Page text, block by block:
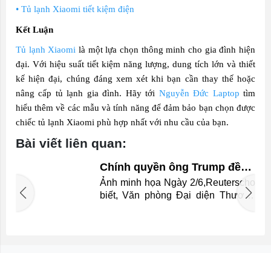
• Tủ lạnh Xiaomi tiết kiệm điện
Kết Luận
Tủ lạnh Xiaomi là một lựa chọn thông minh cho gia đình hiện
đại. Với hiệu suất tiết kiệm năng lượng, dung tích lớn và thiết
kế hiện đại, chúng đáng xem xét khi bạn cần thay thế hoặc
nâng cấp tủ lạnh gia đình. Hãy tới Nguyễn Đức Laptop tìm
hiểu thêm về các mẫu và tính năng để đảm bảo bạn chọn được
chiếc tủ lạnh Xiaomi phù hợp nhất với nhu cầu của bạn.
Bài viết liên quan:
Chính quyền ông Trump đề
xuất áp thuế bổ sung với 60
nền kinh tế
Ảnh minh họa Ngày 2/6,Reuterscho
biết, Văn phòng Đại diện Thương